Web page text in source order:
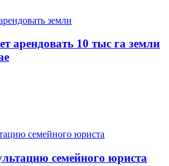
арендовать 10 тыс га земли
семейного юриста